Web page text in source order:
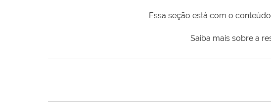
Essa seção está com o
Saiba mais sobre a